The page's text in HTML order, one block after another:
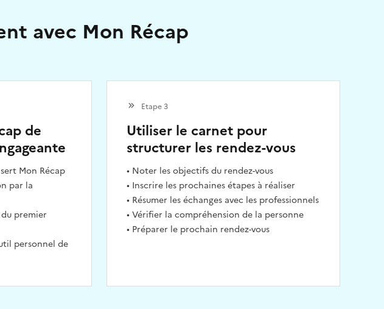
avec Mon Récap
de
Mon Récap
par la
premier
personnel de
Utiliser le carnet pour
structurer les rendez-vous
• Noter les objectifs du rendez-vous
• Inscrire les prochaines étapes à réaliser
• Résumer les échanges avec les professionnels
• Vérifier la compréhension de la personne
• Préparer le prochain rendez-vous
Etape 3